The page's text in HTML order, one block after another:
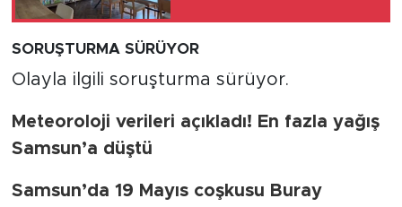
SORUŞTURMA SÜRÜYOR
Olayla ilgili soruşturma sürüyor.
Meteoroloji verileri açıkladı! En fazla yağış
Samsun’a düştü
Samsun’da 19 Mayıs coşkusu Buray